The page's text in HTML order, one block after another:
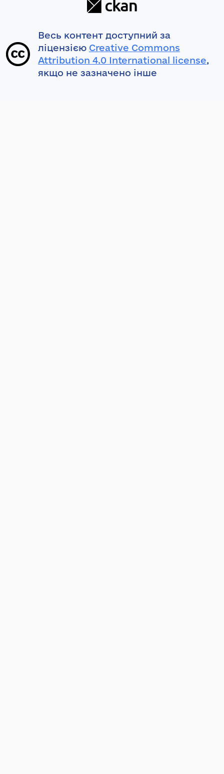
Весь контент доступний за
ліцензією Creative Commons
Attribution 4.0 International license,
якщо не зазначено інше